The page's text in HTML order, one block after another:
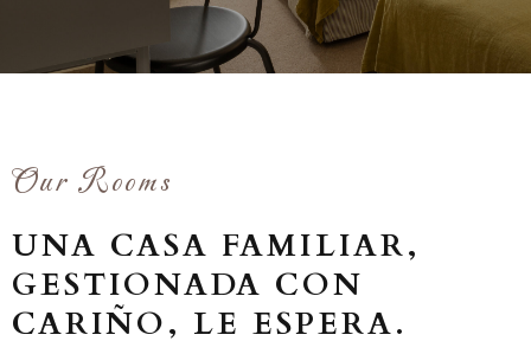
Our Rooms
UNA CASA FAMILIAR,
GESTIONADA CON
CARIÑO, LE ESPERA.